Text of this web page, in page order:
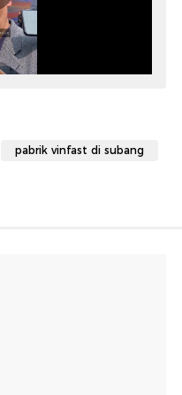
pabrik vinfast di subang